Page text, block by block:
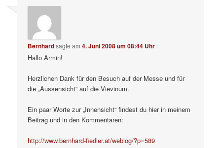
Bernhardsagte am4. Juni 2008 um 08:44 Uhr :
Hallo Armin!
Herzlichen Dank für den Besuch auf der Messe und für
die „Aussensicht“ auf die Vievinum.
Ein paar Worte zur „Innensicht“ findest du hier in meinem
Beitrag und in den Kommentaren:
http://www.bernhard-fiedler.at/weblog/?p=589